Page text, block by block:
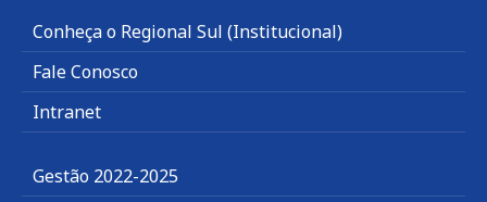
Conheça o Regional Sul (Institucional)
Fale Conosco
Intranet
Gestão 2022-2025